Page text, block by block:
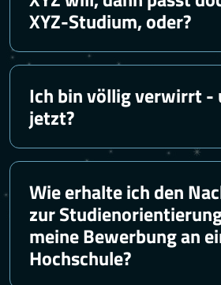
XYZ-Studium, oder?
Ich bin völlig verwirrt -
jetzt?
Wie erhalte ich den
zur
meine Bewerbung an
Hochschule?